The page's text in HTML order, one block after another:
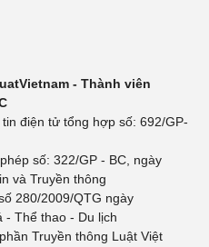
- Thành viên
điện tử tổng hợp số: 692/GP-
số: 322/GP - BC, ngày
và Truyền thông
280/2009/QTG ngày
- Thể thao - Du lịch
Truyền thông Luật Việt